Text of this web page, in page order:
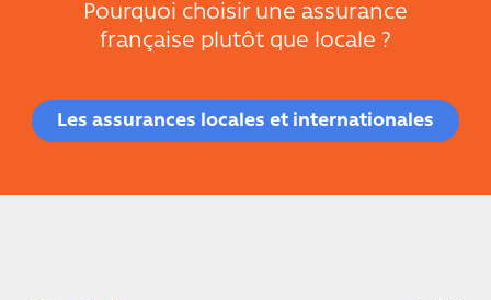
Pourquoi choisir une assurance
française plutôt que locale ?
Les assurances locales et internationales